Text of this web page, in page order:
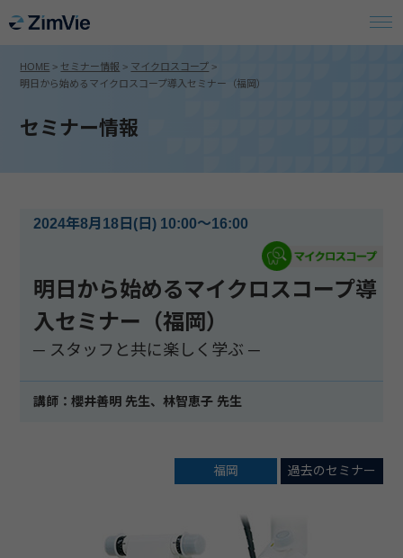
HOME > セミナー情報 > マイクロスコープ >
明日から始めるマイクロスコープ導入セミナー（福岡）
セミナー情報
2024年8月18日(日) 10:00～16:00
明日から始めるマイクロスコープ導
入セミナー（福岡）
─ スタッフと共に楽しく学ぶ ─
講師：櫻井善明 先生、林智恵子 先生
福岡 過去のセミナー